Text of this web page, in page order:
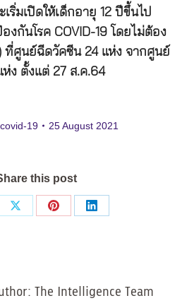
ริ่มเปิดให้เด็กอายุ 12 ปีขึ้นไป
งกันโรค COVID-19 โดยไม่ต้อง
ที่ศูนย์ฉีดวัคซีน 24 แห่ง จากศูนย์
ง ตั้งแต่ 27 ส.ค.64
covid-19 25 August 2021
this post
Share
Share
Share
The Intelligence Team